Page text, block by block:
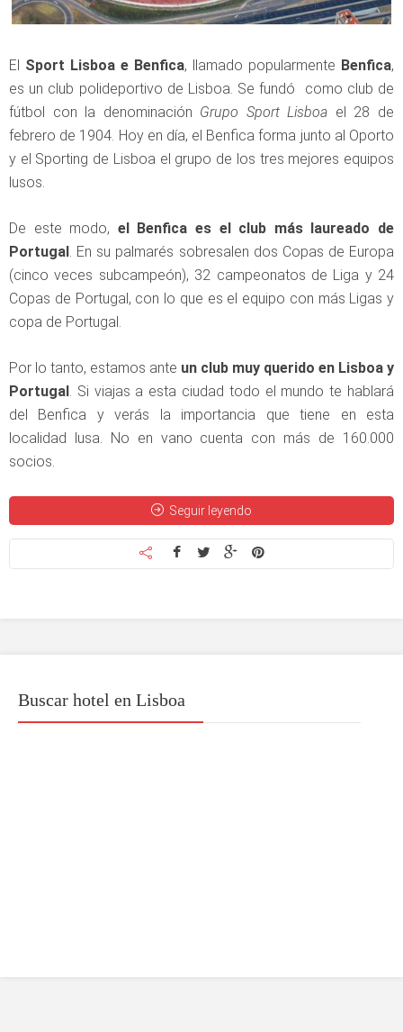
El Sport Lisboa e Benfica, llamado popularmente Benfica,
es un club polideportivo de Lisboa. Se fundó como club de
fútbol con la denominación Grupo Sport Lisboa el 28 de
febrero de 1904. Hoy en día, el Benfica forma junto al Oporto
y el Sporting de Lisboa el grupo de los tres mejores equipos
lusos.
De este modo, el Benfica es el club más laureado de
Portugal. En su palmarés sobresalen dos Copas de Europa
(cinco veces subcampeón), 32 campeonatos de Liga y 24
Copas de Portugal, con lo que es el equipo con más Ligas y
copa de Portugal.
Por lo tanto, estamos ante un club muy querido en Lisboa y
Portugal. Si viajas a esta ciudad todo el mundo te hablará
del Benfica y verás la importancia que tiene en esta
localidad lusa. No en vano cuenta con más de 160.000
socios.
Seguir leyendo
Buscar hotel en Lisboa